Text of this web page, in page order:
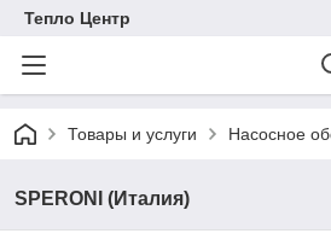
Тепло Центр
Товары и услуги Насосное
SPERONI (Италия)